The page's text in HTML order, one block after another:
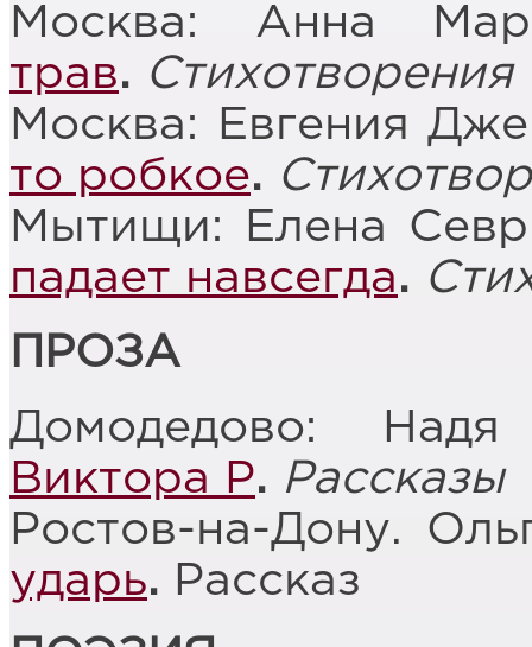
Москва: Анна
трав. Стихотворения
Москва: Евгения
то робкое.
Мытищи: Елена
падает навсегда.
ПРОЗА
Домодедово:
Виктора Р. Рассказы
Ростов-на-Дону.
ударь. Рассказ